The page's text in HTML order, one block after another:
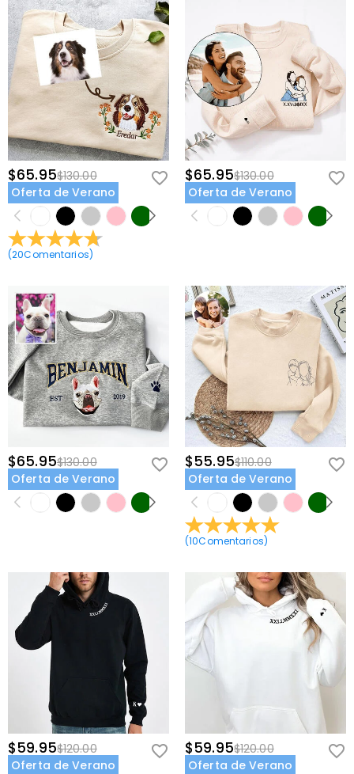
$65.95$130.00
Oferta de Verano
(20Comentarios)
$65.95$130.00
Oferta de Verano
$65.95$130.00
Oferta de Verano
$55.95$110.00
Oferta de Verano
(10Comentarios)
$59.95$120.00
Oferta de Verano
$59.95$120.00
Oferta de Verano